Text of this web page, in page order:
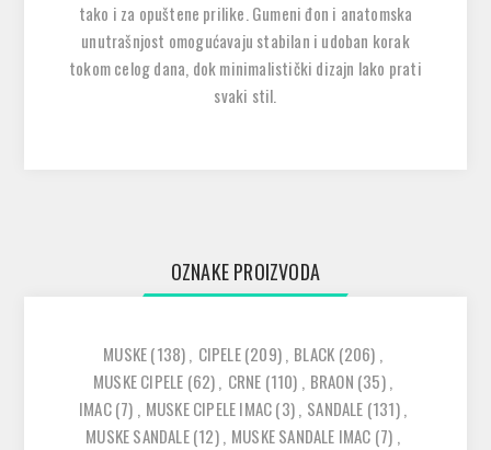
tako i za opuštene prilike. Gumeni đon i anatomska
unutrašnjost omogućavaju stabilan i udoban korak
tokom celog dana, dok minimalistički dizajn lako prati
svaki stil.
OZNAKE PROIZVODA
MUSKE(138), CIPELE(209), BLACK (206) ,
MUSKE CIPELE (62), CRNE (110) , BRAON (35),
IMAC(7) , MUSKE CIPELE IMAC(3), SANDALE (131),
MUSKE SANDALE(12), MUSKE SANDALE IMAC (7) ,